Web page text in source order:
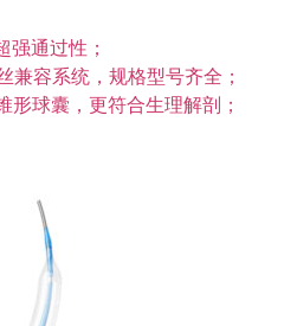
强通过性；
兼容系统，规格型号齐全；
形球囊，更符合生理解剖；